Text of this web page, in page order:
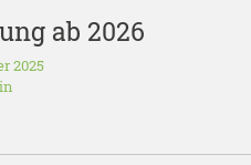
ab 2026
2025